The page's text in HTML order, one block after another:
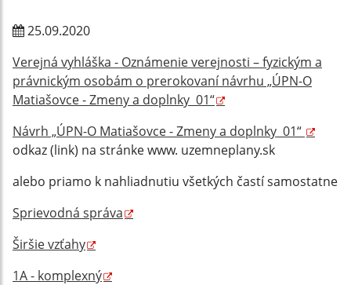
25.09.2020
Verejná vyhláška - Oznámenie verejnosti – fyzickým a
právnickým osobám o prerokovaní návrhu „ÚPN-O
Matiašovce - Zmeny a doplnky 01“
Návrh „ÚPN-O Matiašovce - Zmeny a doplnky 01“
odkaz (link) na stránke www. uzemneplany.sk
alebo priamo k nahliadnutiu všetkých častí samostatne
Sprievodná správa
Širšie vzťahy
1A - komplexný